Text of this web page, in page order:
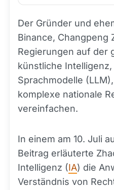
Der Gründer und
Binance, Changpeng
Regierungen auf der
künstliche
Sprachmodelle
komplexe nationale
vereinfachen.
In einem am 10. Juli
Beitrag erläuterte
Intelligenz (IA) die
Verständnis von